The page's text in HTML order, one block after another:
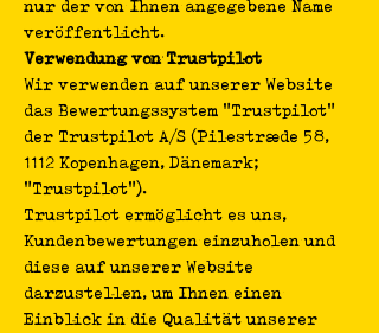
nur der von Ihnen angegebene Name
veröffentlicht.
Verwendung von Trustpilot
Wir verwenden auf unserer Website
das Bewertungssystem "Trustpilot"
der Trustpilot A/S (Pilestræde 58,
1112 Kopenhagen, Dänemark;
"Trustpilot").
Trustpilot ermöglicht es uns,
Kundenbewertungen einzuholen und
diese auf unserer Website
darzustellen, um Ihnen einen
Einblick in die Qualität unserer